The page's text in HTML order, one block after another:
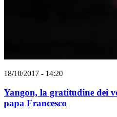
18/10/2017 - 14:20
Yangon, la gratitudine dei
papa Francesco